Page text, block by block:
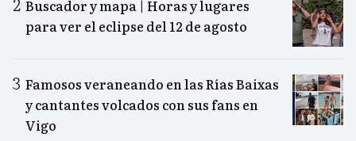
Buscador y mapa | Horas y lugares
para ver el eclipse del 12 de agosto
Famosos veraneando en las Rías Baixas
y cantantes volcados con sus fans en
Vigo